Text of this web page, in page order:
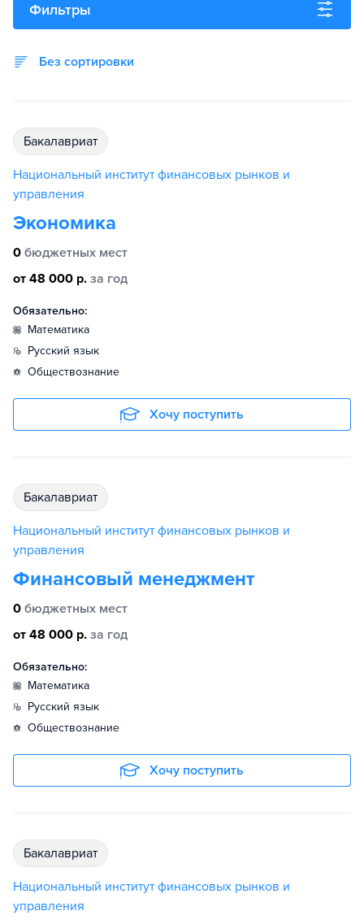
Фильтры
Без сортировки
бакалавриат
Национальный институт финансовых рынков и
управления
Экономика
0 бюджетных мест
от 48 000 р. за год
Обязательно:
математика
русский язык
обществознание
Хочу поступить
бакалавриат
Национальный институт финансовых рынков и
управления
Финансовый менеджмент
0 бюджетных мест
от 48 000 р. за год
Обязательно:
математика
русский язык
обществознание
Хочу поступить
бакалавриат
Национальный институт финансовых рынков и
управления